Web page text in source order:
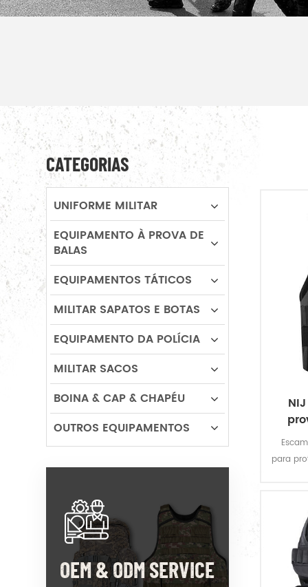
para
CATEGORIAS
UNIFORME MILITAR
EQUIPAMENTO À PROVA DE
BALAS
EQUIPAMENTOS TÁTICOS
MILITAR SAPATOS E BOTAS
EQUIPAMENTO DA POLÍCIA
MILITAR SACOS
BOINA & CAP & CHAPÉU
OUTROS EQUIPAMENTOS
OEM & ODM SERVICE